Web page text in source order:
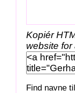
Kopiér
website for
Find navne